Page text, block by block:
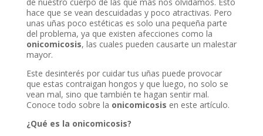
hace que se vean descuidadas y poco atractivas. Pero
unas uñas poco estéticas es solo una pequeña parte
del problema, ya que existen afecciones como la
onicomicosis, las cuales pueden causarte un malestar
mayor.
Este desinterés por cuidar tus uñas puede provocar
que estas contraigan hongos y que luego, no solo se
vean mal, sino que también te hagan sentir mal.
Conoce todo sobre la onicomicosis en este artículo.
¿Qué es la onicomicosis?